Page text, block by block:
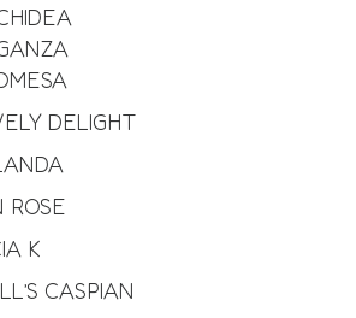
DELIGHT
ROSE
K
CASPIAN